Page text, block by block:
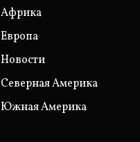
Африка
Европа
Новости
Северная Америка
Южная Америка